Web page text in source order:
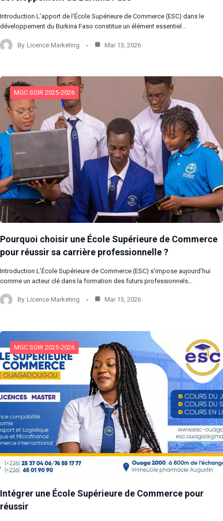
Introduction L’apport de l’École Supérieure de Commerce (ESC) dans le
développement du Burkina Faso constitue un élément essentiel…
By Licence Marketing Mar 13, 2026
MGC SOIR 2025-2026
Pourquoi choisir une École Supérieure de Commerce
pour réussir sa carrière professionnelle ?
Introduction L’École Supérieure de Commerce (ESC) s’impose aujourd’hui
comme un acteur clé dans la formation des futurs professionnels…
By Licence Marketing Mar 13, 2026
MGC SOIR 2025-2026
Intégrer une École Supérieure de Commerce pour
réussir